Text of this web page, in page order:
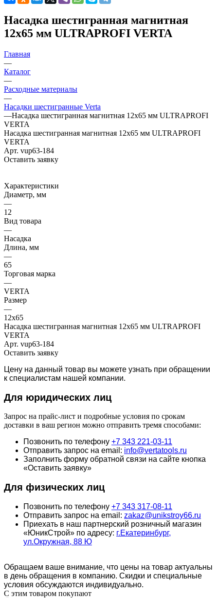
Насадка шестигранная магнитная
12х65 мм ULTRAPROFI VERTA
Главная
—
Каталог
—
Расходные материалы
—
Насадки шестигранные Verta
—Насадка шестигранная магнитная 12х65 мм ULTRAPROFI
VERTA
Насадка шестигранная магнитная 12х65 мм ULTRAPROFI
VERTA
Арт. vup63-184
Оставить заявку
Характеристики
Диаметр, мм
—
12
Вид товара
—
Насадка
Длина, мм
—
65
Торговая марка
—
VERTA
Размер
—
12х65
Насадка шестигранная магнитная 12х65 мм ULTRAPROFI
VERTA
Арт. vup63-184
Оставить заявку
Цену на данный товар вы можете узнать при обращении
к специалистам нашей компании.
Для юридических лиц
Запрос на прайс-лист и подробные условия по срокам
доставки в ваш регион можно отправить тремя способами:
Позвонить по телефону +7 343 221-03-11
Отправить запрос на email: info@vertatools.ru
Заполнить форму обратной связи на сайте кнопка
«Оставить заявку»
Для физических лиц
Позвонить по телефону +7 343 317-08-11
Отправить запрос на email: zakaz@unikstroy66.ru
Приехать в наш партнерский розничный магазин
«ЮникСтрой» по адресу: г.Екатеринбург,
ул.Окружная, 88 Ю
Обращаем ваше внимание, что цены на товар актуальны
в день обращения в компанию. Скидки и специальные
условия обсуждаются индивидуально.
С этим товаром покупают